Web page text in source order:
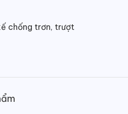
chống trơn, trượt